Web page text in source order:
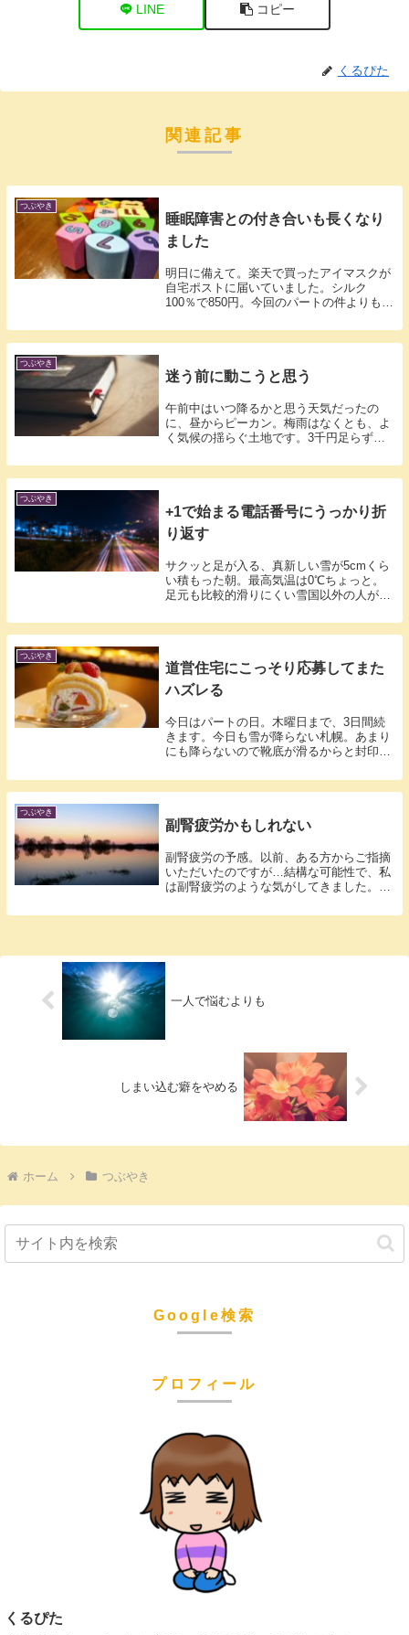
LINE コピー
くるぴた
関連記事
つぶやき
睡眠障害との付き合いも長くなり
ました
明日に備えて。楽天で買ったアイマスクが
自宅ポストに届いていました。シルク
100％で850円。今回のパートの件よりもっ
つぶやき
迷う前に動こうと思う
午前中はいつ降るかと思う天気だったの
に、昼からピーカン。梅雨はなくとも、よ
く気候の揺らぐ土地です。3千円足らず
つぶやき
+1で始まる電話番号にうっかり折
り返す
サクッと足が入る、真新しい雪が5cmくら
い積もった朝。最高気温は0℃ちょっと。
足元も比較的滑りにくい雪国以外の人がイ
つぶやき
道営住宅にこっそり応募してまた
ハズレる
今日はパートの日。木曜日まで、3日間続
きます。今日も雪が降らない札幌。あまり
にも降らないので靴底が滑るからと封印し
つぶやき
副腎疲労かもしれない
副腎疲労の予感。以前、ある方からご指摘
いただいたのですが…結構な可能性で、私
は副腎疲労のような気がしてきました。副
一人で悩むよりも
しまい込む癖をやめる
ホーム つぶやき
Google検索
プロフィール
くるぴた